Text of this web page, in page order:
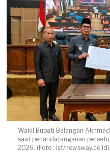
Wakil Bupati Balangan
saat penandatanganan
2026. (Foto : ist/newsway.co.id)